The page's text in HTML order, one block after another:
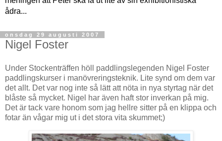
ådra...
onsdag 29 augusti 2007
Nigel Foster
Under Stockenträffen höll paddlingslegenden Nigel Foster
paddlingskurser i manövreringsteknik. Lite synd om dem var
det allt. Det var nog inte så lätt att nöta in nya styrtag när det
blåste så mycket. Nigel har även haft stor inverkan på mig.
Det är tack vare honom som jag hellre sitter på en klippa och
fotar än vågar mig ut i det stora vita skummet;)